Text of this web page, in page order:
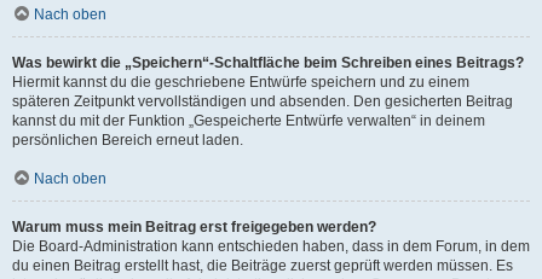
Nach oben
Was bewirkt die „Speichern“-Schaltfläche beim Schreiben eines Beitrags?
Hiermit kannst du die geschriebene Entwürfe speichern und zu einem
späteren Zeitpunkt vervollständigen und absenden. Den gesicherten Beitrag
kannst du mit der Funktion „Gespeicherte Entwürfe verwalten“ in deinem
persönlichen Bereich erneut laden.
Nach oben
Warum muss mein Beitrag erst freigegeben werden?
Die Board-Administration kann entschieden haben, dass in dem Forum, in dem
du einen Beitrag erstellt hast, die Beiträge zuerst geprüft werden müssen. Es